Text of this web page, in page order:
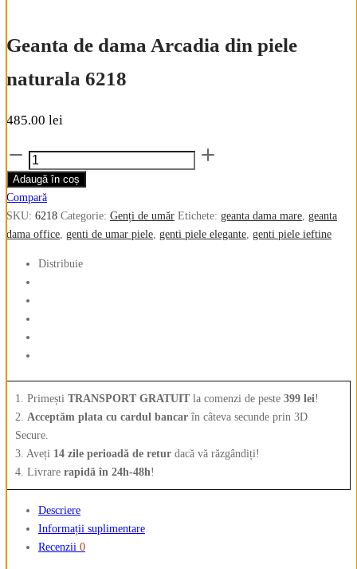
Geanta de dama Arcadia din piele
naturala 6218
485.00 lei
Cantitate
Geanta
de
dama
Arcadia
piele
naturala
6218
Adaugă în coș
Compară
SKU: 6218 Categorie: Genți de umăr Etichete: geanta dama mare, geanta
dama office, genti de umar piele, genti piele elegante, genti piele ieftine
Distribuie
1. Primești TRANSPORT GRATUIT la comenzi de peste 399 lei!
2. Acceptăm plata cu cardul bancar în câteva secunde prin 3D
Secure.
3. Aveți 14 zile perioadă de retur dacă vă răzgândiți!
4. Livrare rapidă în 24h-48h!
Descriere
Informații suplimentare
Recenzii 0